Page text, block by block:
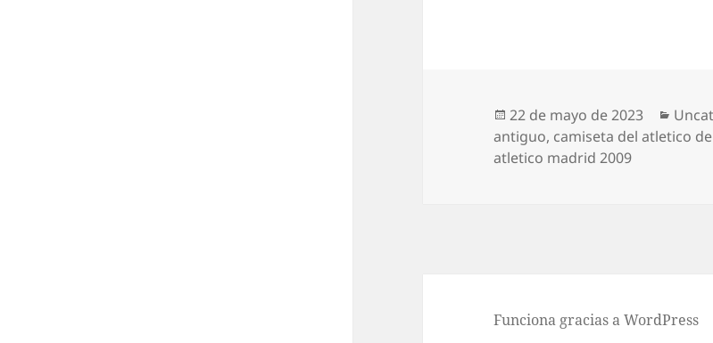
Publicado
el
22 de mayo de 2023
antiguo, camiseta del atletico
atletico madrid 2009
Funciona gracias a WordPress